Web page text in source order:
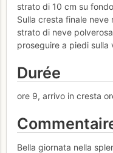
strato di 10 cm su
Sulla cresta finale
strato di neve
proseguire a piedi sulla
Durée
ore 9, arrivo in cresta
Bella giornata nella